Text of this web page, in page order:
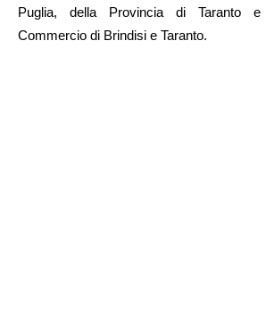
Puglia, della Provincia di Taranto
Commercio di Brindisi e Taranto.